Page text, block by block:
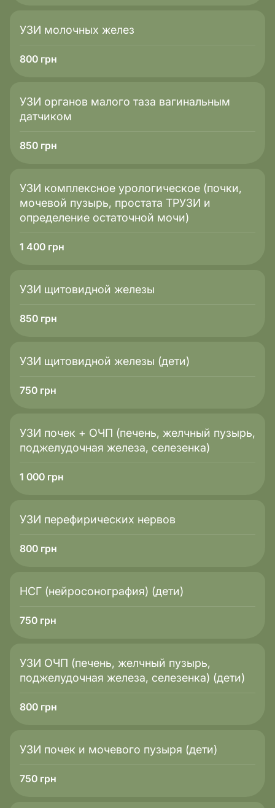
УЗИ молочных желез
800 грн
УЗИ органов малого таза вагинальным
датчиком
850 грн
УЗИ комплексное урологическое (почки,
мочевой пузырь, простата ТРУЗИ и
определение остаточной мочи)
1 400 грн
УЗИ щитовидной железы
850 грн
УЗИ щитовидной железы (дети)
750 грн
УЗИ почек + ОЧП (печень, желчный пузырь,
поджелудочная железа, селезенка)
1 000 грн
УЗИ перефирических нервов
800 грн
НСГ (нейросонография) (дети)
750 грн
УЗИ ОЧП (печень, желчный пузырь,
поджелудочная железа, селезенка) (дети)
800 грн
УЗИ почек и мочевого пузыря (дети)
750 грн